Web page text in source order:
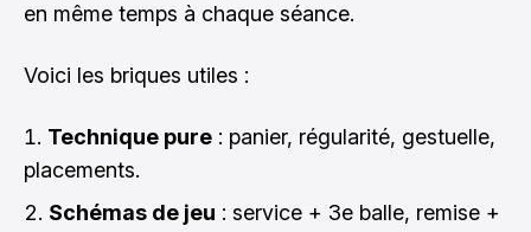
en même temps à chaque séance.
Voici les briques utiles :
Technique pure : panier, régularité, gestuelle,
placements.
Schémas de jeu : service + 3e balle, remise +